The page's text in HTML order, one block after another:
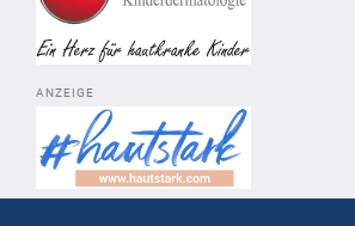
ANZEIGE